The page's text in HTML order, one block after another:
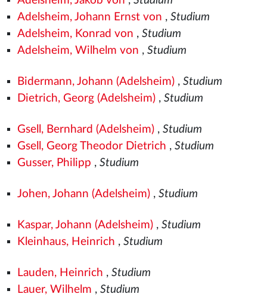
Adelsheim, Johann Ernst von , Studium
Adelsheim, Konrad von , Studium
Adelsheim, Wilhelm von , Studium
Bidermann, Johann (Adelsheim), Studium
Dietrich, Georg (Adelsheim), Studium
Gsell, Bernhard (Adelsheim), Studium
Gsell, Georg Theodor Dietrich , Studium
Gusser, Philipp , Studium
Johen, Johann (Adelsheim), Studium
Kaspar, Johann (Adelsheim), Studium
Kleinhaus, Heinrich , Studium
Lauden, Heinrich , Studium
Lauer, Wilhelm , Studium